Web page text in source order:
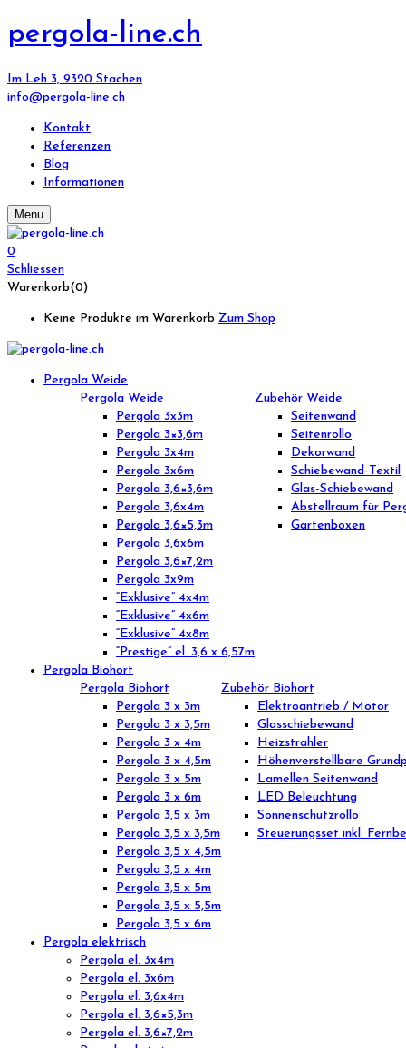
pergola-line.ch
Im Leh 3, 9320 Stachen
info@pergola-line.ch
Kontakt
Referenzen
Blog
Informationen
Menu
0
Schliessen
Warenkorb(0)
Keine Produkte im Warenkorb Zum Shop
Pergola Weide
Pergola Weide
Pergola 3x3m
Pergola 3×3,6m
Pergola 3x4m
Pergola 3x6m
Pergola 3,6×3,6m
Pergola 3,6x4m
Pergola 3,6×5,3m
Pergola 3,6x6m
Pergola 3,6×7,2m
Pergola 3x9m
“Exklusive” 4x4m
“Exklusive” 4x6m
“Exklusive” 4x8m
“Prestige” el. 3,6 x 6,57m
Zubehör Weide
Seitenwand
Seitenrollo
Dekorwand
Schiebewand-Textil
Glas-Schiebewand
Abstellraum für
Gartenboxen
Pergola Biohort
Pergola Biohort
Pergola 3 x 3m
Pergola 3 x 3,5m
Pergola 3 x 4m
Pergola 3 x 4,5m
Pergola 3 x 5m
Pergola 3 x 6m
Pergola 3,5 x 3m
Pergola 3,5 x 3,5m
Pergola 3,5 x 4,5m
Pergola 3,5 x 4m
Pergola 3,5 x 5m
Pergola 3,5 x 5,5m
Pergola 3,5 x 6m
Zubehör Biohort
Elektroantrieb / Motor
Glasschiebewand
Heizstrahler
Höhenverstellbare
Lamellen Seitenwand
LED Beleuchtung
Sonnenschutzrollo
Steuerungsset inkl.
Pergola elektrisch
Pergola el. 3x4m
Pergola el. 3x6m
Pergola el. 3,6x4m
Pergola el. 3,6×5,3m
Pergola el. 3,6×7,2m